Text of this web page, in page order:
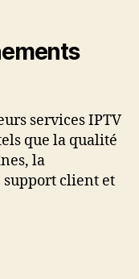
services IPTV
que la qualité
la
client et